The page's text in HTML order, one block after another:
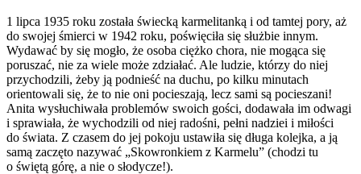
1 lipca 1935 roku została świecką karmelitanką i od tamtej pory, aż
do swojej śmierci w 1942 roku, poświęciła się służbie innym.
Wydawać by się mogło, że osoba ciężko chora, nie mogąca się
poruszać, nie za wiele może zdziałać. Ale ludzie, którzy do niej
przychodzili, żeby ją podnieść na duchu, po kilku minutach
orientowali się, że to nie oni pocieszają, lecz sami są pocieszani!
Anita wysłuchiwała problemów swoich gości, dodawała im odwagi
i sprawiała, że wychodzili od niej radośni, pełni nadziei i miłości
do świata. Z czasem do jej pokoju ustawiła się długa kolejka, a ją
samą zaczęto nazywać „Skowronkiem z Karmelu” (chodzi tu
o świętą górę, a nie o słodycze!).